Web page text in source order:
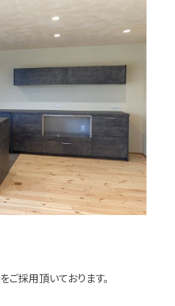
ご採用頂いております。